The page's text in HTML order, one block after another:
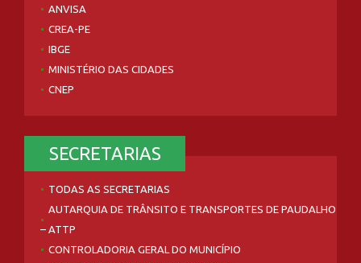
ANVISA
CREA-PE
IBGE
MINISTÉRIO DAS CIDADES
CNEP
SECRETARIAS
TODAS AS SECRETARIAS
AUTARQUIA DE TRÂNSITO E TRANSPORTES DE PAUDALHO
– ATTP
CONTROLADORIA GERAL DO MUNICÍPIO